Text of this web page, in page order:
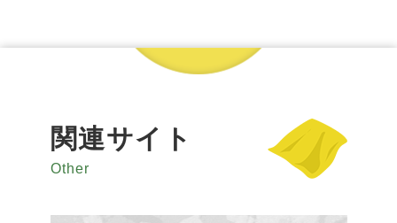
関連サイト
Other